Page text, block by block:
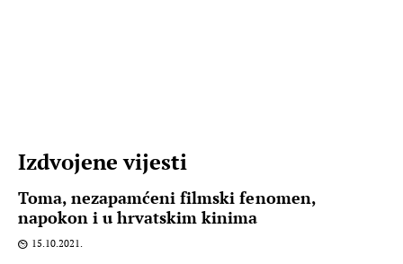
Izdvojene vijesti
Toma, nezapamćeni filmski fenomen,
napokon i u hrvatskim kinima
15.10.2021.